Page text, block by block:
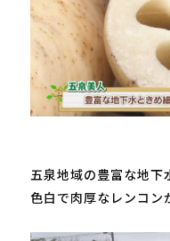
五泉地域の豊富な地下
色白で肉厚なレンコン